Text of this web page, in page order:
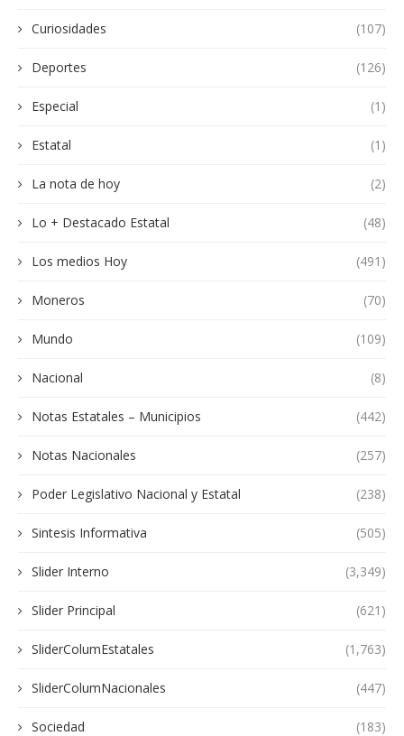
Curiosidades (107)
Deportes (126)
Especial (1)
Estatal (1)
La nota de hoy (2)
Lo + Destacado Estatal (48)
Los medios Hoy (491)
Moneros (70)
Mundo (109)
Nacional (8)
Notas Estatales – Municipios (442)
Notas Nacionales (257)
Poder Legislativo Nacional y Estatal (238)
Sintesis Informativa (505)
Slider Interno (3,349)
Slider Principal (621)
SliderColumEstatales (1,763)
SliderColumNacionales (447)
Sociedad (183)